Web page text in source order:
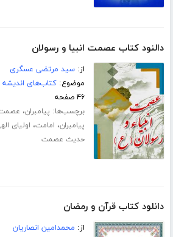
دالنود کتاب عصمت انبیا و رسولان
از:سید مرتضی عسگری
موضوع:کتاب‌های
۴۶ صفحه
برچسب‌ها: پیامبران،
پیامبران، امامت، اولیای
حدیث عصمت
دانلود کتاب قرآن و رمضان
از: محمدامین انصاریان